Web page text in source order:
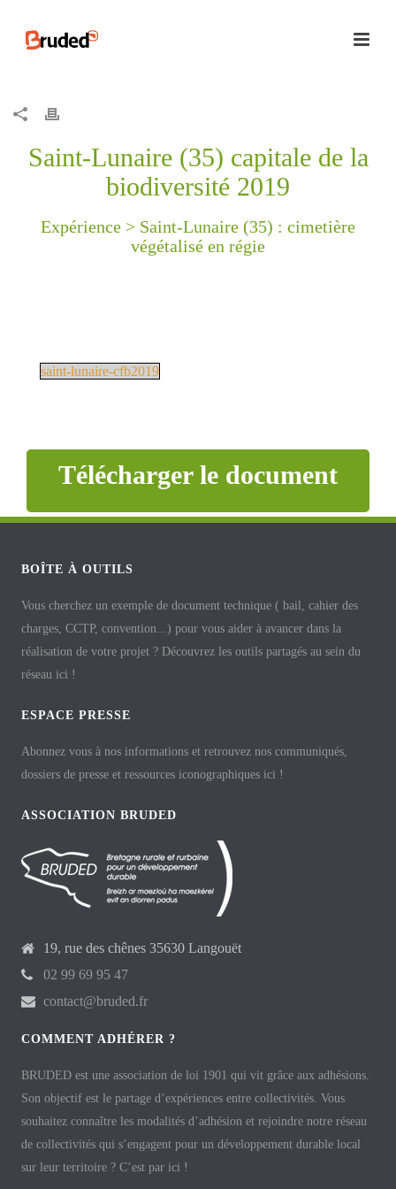
Saint-Lunaire (35) capitale de la
biodiversité 2019
Expérience > Saint-Lunaire (35) : cimetière
végétalisé en régie
saint-lunaire-cfb2019
Télécharger le document
BOÎTE À OUTILS
Vous cherchez un exemple de document technique ( bail, cahier des
charges, CCTP, convention...) pour vous aider à avancer dans la
réalisation de votre projet ? Découvrez les outils partagés au sein du
réseau ici !
ESPACE PRESSE
Abonnez vous à nos informations et retrouvez nos communiqués,
dossiers de presse et ressources iconographiques ici !
ASSOCIATION BRUDED
19, rue des chênes 35630 Langouët
02 99 69 95 47
contact@bruded.fr
COMMENT ADHÉRER ?
BRUDED est une association de loi 1901 qui vit grâce aux adhésions.
Son objectif est le partage d’expériences entre collectivités. Vous
souhaitez connaître les modalités d’adhésion et rejoindre notre réseau
de collectivités qui s’engagent pour un développement durable local
sur leur territoire ? C’est par ici !